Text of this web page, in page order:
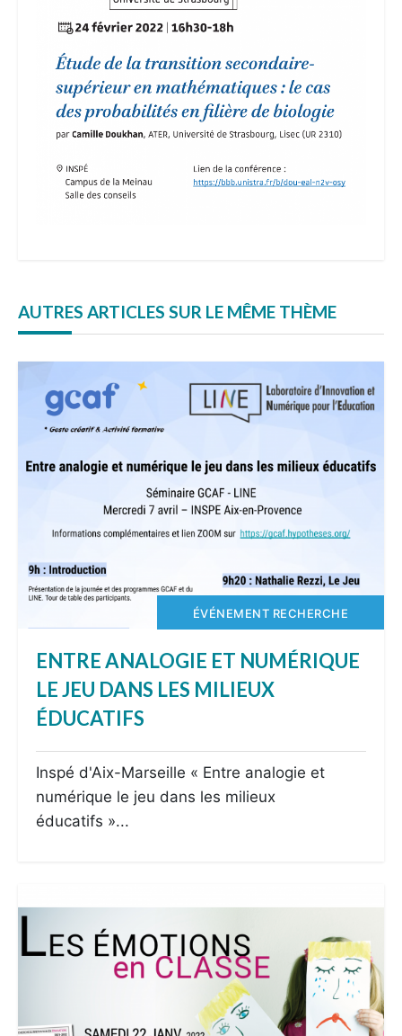
AUTRES ARTICLES SUR LE MÊME THÈME
ÉVÉNEMENT RECHERCHE
ENTRE ANALOGIE ET NUMÉRIQUE
LE JEU DANS LES MILIEUX
ÉDUCATIFS
Inspé d'Aix-Marseille « Entre analogie et
numérique le jeu dans les milieux
éducatifs »...